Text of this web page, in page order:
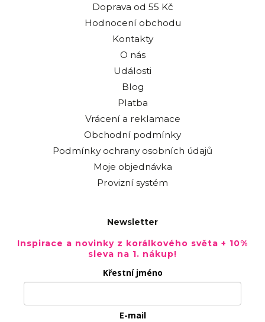
Doprava od 55 Kč
Hodnocení obchodu
Kontakty
O nás
Události
Blog
Platba
Vrácení a reklamace
Obchodní podmínky
Podmínky ochrany osobních údajů
Moje objednávka
Provizní systém
Newsletter
Inspirace a novinky z korálkového světa + 10%
sleva na 1. nákup!
Křestní jméno
E-mail